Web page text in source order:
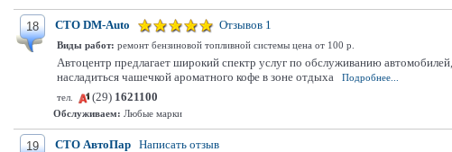
18 СТО DM-Auto Отзывов 1
Виды работ: ремонт бензиновой топливной системы цена от 100 р.
Автоцентр предлагает широкий спектр услуг по обслуживанию
насладиться чашечкой ароматного кофе в зоне отдыха
Подробнее...
тел.
(29) 1621100
Обслуживаем: Любые марки
19 СТО АвтоПар Написать отзыв